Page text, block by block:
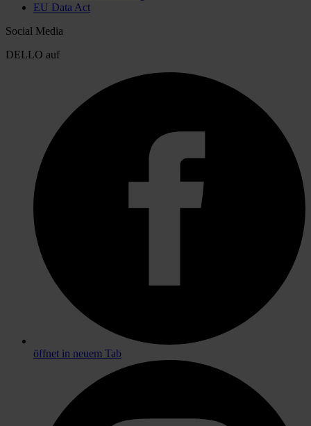
EU Data Act
Social Media
DELLO auf
öffnet in neuem Tab